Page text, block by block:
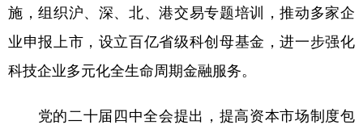
施，组织沪、深、北、港交易专题培训，推动多家企
业申报上市，设立百亿省级科创母基金，进一步强化
科技企业多元化全生命周期金融服务。
党的二十届四中全会提出，提高资本市场制度包